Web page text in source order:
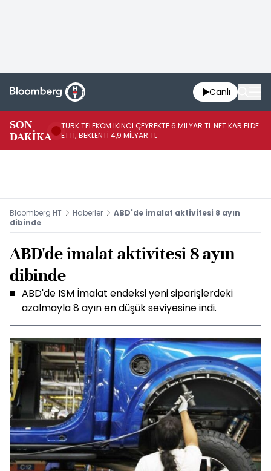
Canlı
SON
DAKİKA
TÜRK TELEKOM İKİNCİ ÇEYREKTE 6 MİLYAR TL NET KAR ELDE
ETTİ; BEKLENTİ 4,9 MİLYAR TL
Bloomberg HT Haberler
ABD'de imalat aktivitesi 8 ayın
dibinde
ABD'de imalat aktivitesi 8 ayın
dibinde
ABD'de ISM İmalat endeksi yeni siparişlerdeki
azalmayla 8 ayın en düşük seviyesine indi.